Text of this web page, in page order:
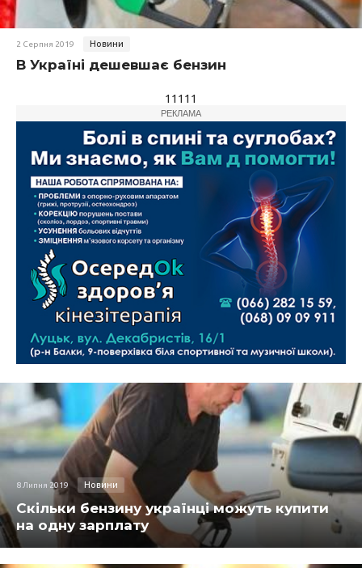
2 Серпня 2019 Новини
В Україні дешевшає бензин
11111
РЕКЛАМА
8 Липня 2019 Новини
Скільки бензину українці можуть купити
на одну зарплату